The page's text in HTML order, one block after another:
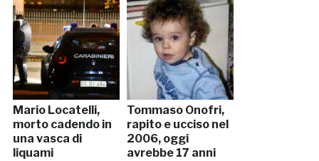
Mario Locatelli,
morto cadendo in
una vasca di
liquami
Tommaso Onofri,
rapito e ucciso nel
2006, oggi
avrebbe 17 anni